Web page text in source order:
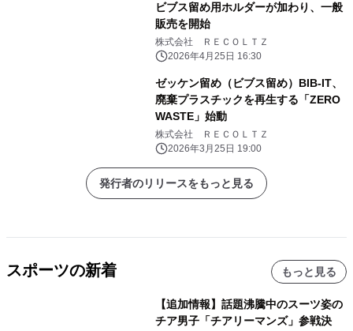
ビブス留め用ホルダーが加わり、一般
販売を開始
株式会社 ＲＥＣＯＬＴＺ
2026年4月25日 16:30
ゼッケン留め（ビブス留め）BIB-IT、
廃棄プラスチックを再生する「ZERO
WASTE」始動
株式会社 ＲＥＣＯＬＴＺ
2026年3月25日 19:00
発行者のリリースをもっと見る
スポーツの新着 もっと見る
【追加情報】話題沸騰中のスーツ姿の
チア男子「チアリーマンズ」参戦決